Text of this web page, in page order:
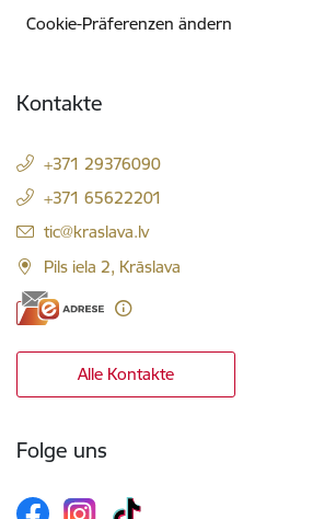
Cookie-Präferenzen ändern
Kontakte
+371 29376090
+371 65622201
E-Mail:
tic@kraslava.lv
Pils iela 2, Krāslava
Alle Kontakte
Folge uns